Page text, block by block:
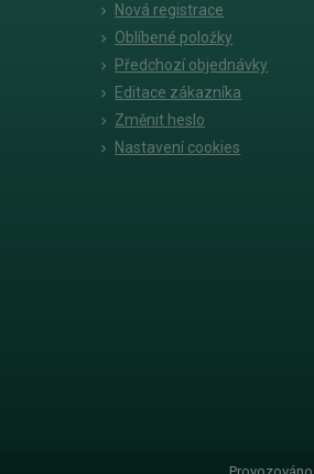
Nová registrace
Oblíbené položky
Předchozí objednávky
Editace zákazníka
Změnit heslo
Nastavení cookies